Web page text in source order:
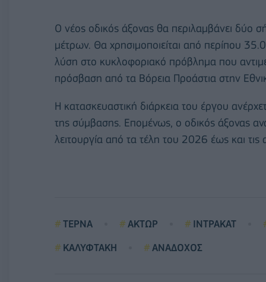
Ο νέος οδικός άξονας θα περιλαμβάνει δύο
μέτρων. Θα χρησιμοποιείται από περίπου
λύση στο κυκλοφοριακό πρόβλημα που
πρόσβαση από τα Βόρεια Προάστια στην
Η κατασκευαστική διάρκεια του έργου
της σύμβασης. Επομένως, ο οδικός άξονας
λειτουργία από τα τέλη του 2026 έως και
ΤΕΡΝΑ ΑΚΤΩΡ ΙΝΤΡΑΚΑΤ
ΚΑΛΥΦΤΑΚΗ
ΑΝΑΔΟΧΟΣ